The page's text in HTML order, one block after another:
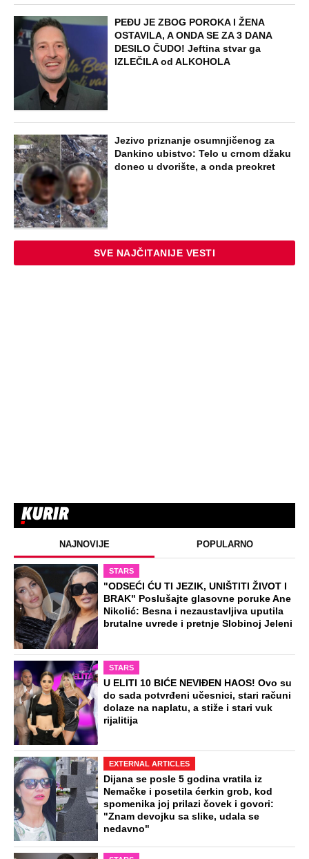
PEĐU JE ZBOG POROKA I ŽENA
OSTAVILA, A ONDA SE ZA 3 DANA
DESILO ČUDO! Jeftina stvar ga
IZLEČILA od ALKOHOLA
Jezivo priznanje osumnjičenog za
Dankino ubistvo: Telo u crnom džaku
doneo u dvorište, a onda preokret
SVE NAJČITANIJE VESTI
NAJNOVIJE POPULARNO
STARS
"ODSEĆI ĆU TI JEZIK, UNIŠTITI ŽIVOT I
BRAK" Poslušajte glasovne poruke Ane
Nikolić: Besna i nezaustavljiva uputila
brutalne uvrede i pretnje Slobinoj Jeleni
STARS
U ELITI 10 BIĆE NEVIĐEN HAOS! Ovo su
do sada potvrđeni učesnici, stari računi
dolaze na naplatu, a stiže i stari vuk
rijalitija
EXTERNAL ARTICLES
Dijana se posle 5 godina vratila iz
Nemačke i posetila ćerkin grob, kod
spomenika joj prilazi čovek i govori:
"Znam devojku sa slike, udala se
nedavno"